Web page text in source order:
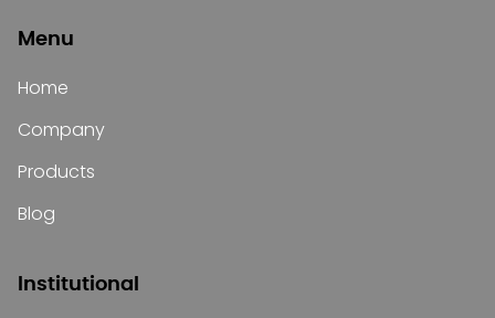
Menu
Home
Company
Products
Blog
Institutional